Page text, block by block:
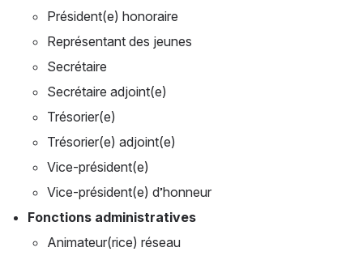
Président(e) honoraire
Représentant des jeunes
Secrétaire
Secrétaire adjoint(e)
Trésorier(e)
Trésorier(e) adjoint(e)
Vice-président(e)
Vice-président(e) d’honneur
Fonctions administratives
Animateur(rice) réseau